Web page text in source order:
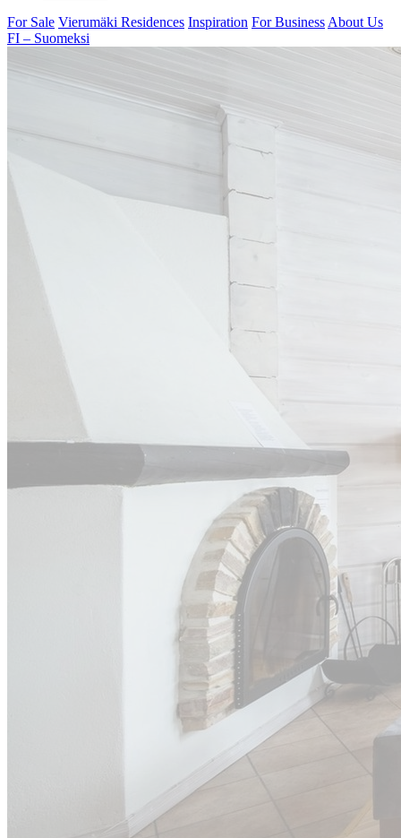
For Sale Vierumäki Residences Inspiration For Business About Us
FI – Suomeksi